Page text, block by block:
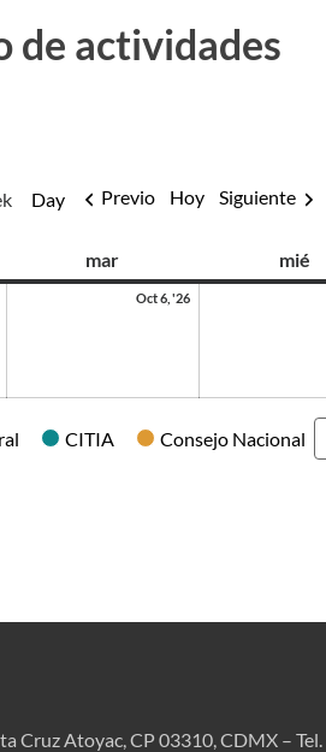
de actividades
Day Previo Hoy Siguiente
mar mié
Oct 6, '26
CITIA Consejo Nacional
Cruz Atoyac, CP 03310, CDMX – Tel.